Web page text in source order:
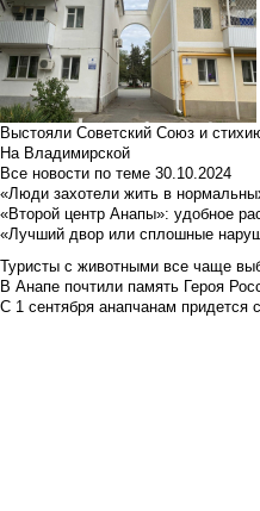
Выстояли Советский Союз и
На Владимирской
Все новости по теме 30.10.2024
«Люди захотели жить в
«Второй центр Анапы»: удобное
«Лучший двор или сплошные
Туристы с животными все чаще
В Анапе почтили память Героя
С 1 сентября анапчанам придется